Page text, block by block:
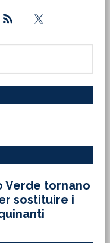
Verde tornano
sostituire i